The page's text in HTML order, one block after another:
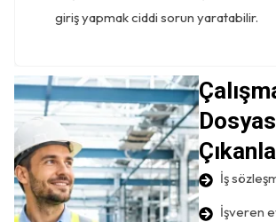
giriş yapmak ciddi sorun yaratabilir.
İş
İşveren